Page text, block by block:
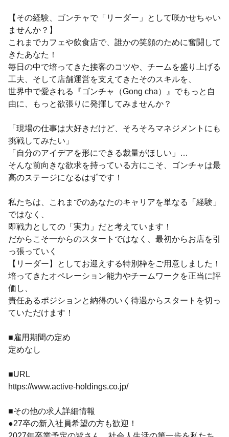
【その経験、ゴンチャで「リーダー」として咲かせちゃい
ませんか？】
これまでカフェや飲食店で、誰かの笑顔のために奮闘して
きたあなた！
毎日の中で培ってきた接客のコツや、チームを盛り上げる
工夫、そして店舗運営を支えてきたそのスキルを、
世界中で愛される『ゴンチャ（Gong cha）』でもっと自
由に、もっと欲張りに発揮してみませんか？
「現場の仕事は大好きだけど、そろそろマネジメントにも
挑戦してみたい」
「自分のアイデアを形にできる裁量がほしい」…
そんな前向きな欲求を持っている方にこそ、ゴンチャは最
高のステージになるはずです！
私たちは、これまでのあなたのキャリアを単なる「経験」
ではなく、
即戦力としての「実力」だと考えています！
だからこそ一からのスタートではなく、最初からお店を引
っ張っていく
【リーダー】としてお迎えする特別枠をご用意しました！
培ってきたオペレーション能力やチームワークを正当に評
価し、
責任あるポジションと納得のいく待遇からスタートを切っ
ていただけます！
■雇用期間の定め
定めなし
■URL
https://www.active-holdings.co.jp/
■その他の求人詳細情報
●27卒の新入社員希望の方も歓迎！